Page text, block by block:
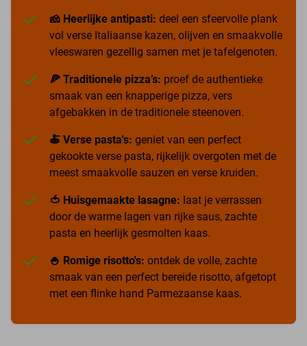
🧀 Heerlijke antipasti: deel een sfeervolle plank
vol verse Italiaanse kazen, olijven en smaakvolle
vleeswaren gezellig samen met je tafelgenoten.
🍕 Traditionele pizza’s: proef de authentieke
smaak van een knapperige pizza, vers
afgebakken in de traditionele steenoven.
🍝 Verse pasta's: geniet van een perfect
gekookte verse pasta, rijkelijk overgoten met de
meest smaakvolle sauzen en verse kruiden.
🍅 Huisgemaakte lasagne: laat je verrassen
door de warme lagen van rijke saus, zachte
pasta en heerlijk gesmolten kaas.
🍚 Romige risotto's: ontdek de volle, zachte
smaak van een perfect bereide risotto, afgetopt
met een flinke hand Parmezaanse kaas.